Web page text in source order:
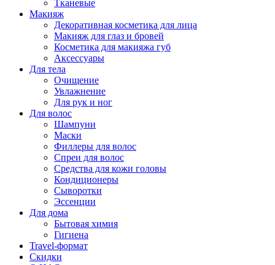
Тканевые
Макияж
Декоративная косметика для лица
Макияж для глаз и бровей
Косметика для макияжа губ
Аксессуары
Для тела
Очищение
Увлажнение
Для рук и ног
Для волос
Шампуни
Маски
Филлеры для волос
Спреи для волос
Средства для кожи головы
Кондиционеры
Сыворотки
Эссенции
Для дома
Бытовая химия
Гигиена
Travel-формат
Скидки